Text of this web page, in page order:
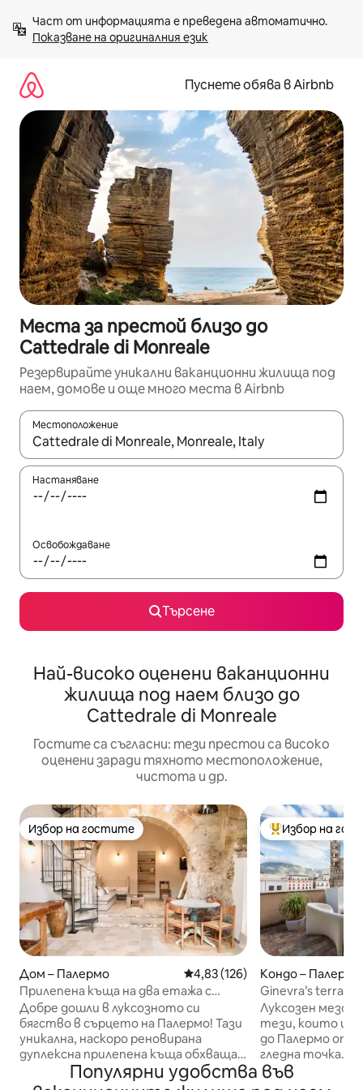
към
съдържанието
Показване на оригиналния език
Пуснете обява в Airbnb
Места за престой близо до
Cattedrale di Monreale
Резервирайте уникални ваканционни жилища под
наем, домове и още много места в Airbnb
Местоположение
Когато резултатите се покажат, използвайте
Настаняване
Освобождаване
Търсене
Най-високо оценени ваканционни
жилища под наем близо до
Cattedrale di Monreale
Гостите са съгласни: тези престои са високо
оценени заради тяхното местоположение,
чистота и др.
Избор на гостите
Избор на гостите
Дом – Палермо Средна оценка: 4,83 от 5,
4,83 (126)
Прилепена къща на два етажа с
огромна тераса
Добре дошли в луксозното си
бягство в сърцето на Палермо! Тази
уникална, наскоро реновирана
дуплексна прилепена къща обхваща
впечатляваща 200 кв. м/ 2200 кв.
фута, предлагаща перфектно
Най-популярен
Избор на
Кондо – Палермо
Ginevra’s
Cathedral view
Луксозен
тези, които
до Палермо от
гледна точка. Апартаментът
разполага с
самостоятелна
Популярни удобства във